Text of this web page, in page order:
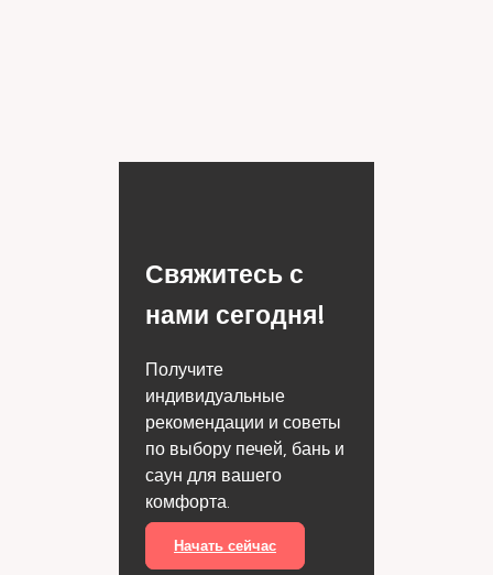
Свяжитесь с
нами сегодня!
Получите
индивидуальные
рекомендации и советы
по выбору печей, бань и
саун для вашего
комфорта.
Начать сейчас